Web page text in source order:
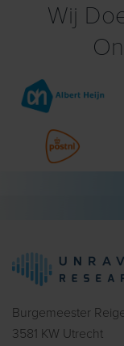
Wij
Burgemeester
3581 KW Utrecht